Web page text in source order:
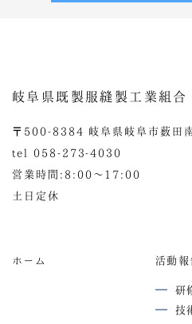
岐阜県既製服縫製工業組合
〒500-8384 岐阜県岐阜市薮田
tel 058-273-4030
営業時間:8:00〜17:00
土日定休
ホーム 活動報
研
技